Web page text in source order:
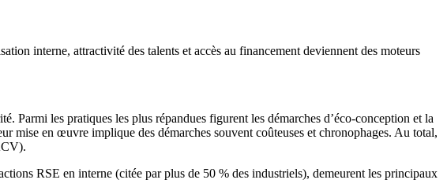
interne, attractivité des talents et accès au financement deviennent des moteurs
Parmi les pratiques les plus répandues figurent les démarches d’éco-conception et la
mise en œuvre implique des démarches souvent coûteuses et chronophages. Au total,
RSE en interne (citée par plus de 50 % des industriels), demeurent les principaux